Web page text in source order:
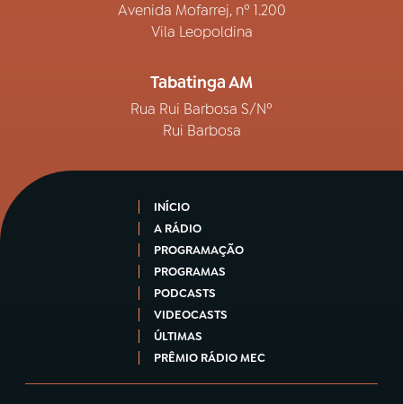
Avenida Mofarrej, nº 1.200
Vila Leopoldina
Tabatinga AM
Rua Rui Barbosa S/Nº
Rui Barbosa
INÍCIO
A RÁDIO
PROGRAMAÇÃO
PROGRAMAS
PODCASTS
VIDEOCASTS
ÚLTIMAS
PRÊMIO RÁDIO MEC